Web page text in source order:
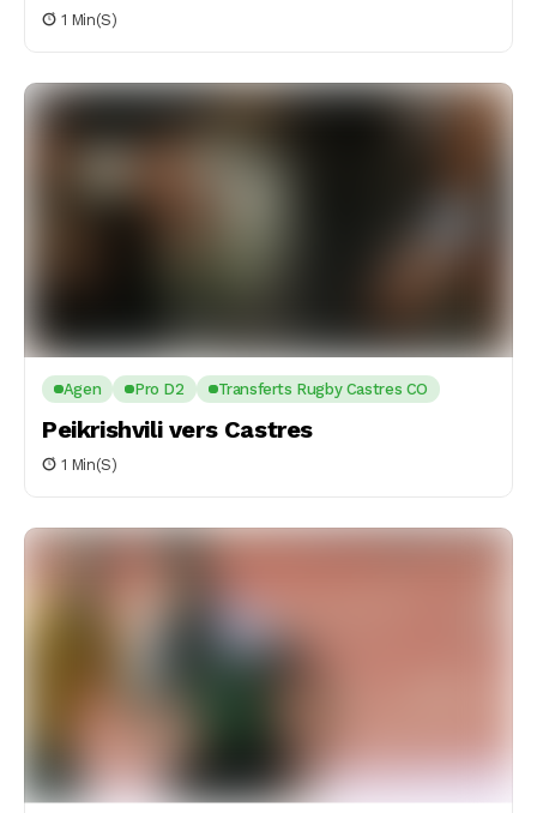
1 Min(s)
Agen Pro D2 Transferts Rugby Castres CO
Peikrishvili vers Castres
1 Min(s)